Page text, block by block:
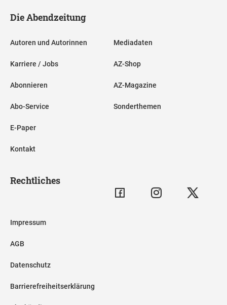
Die Abendzeitung
Autoren und Autorinnen
Karriere / Jobs
Abonnieren
Abo-Service
E-Paper
Kontakt
Mediadaten
AZ-Shop
AZ-Magazine
Sonderthemen
Rechtliches
Impressum
AGB
Datenschutz
Barrierefreiheitserklärung